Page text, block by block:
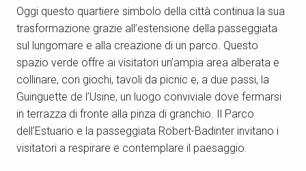
Oggi questo quartiere simbolo della città continua la sua
trasformazione grazie all’estensione della passeggiata
sul lungomare e alla creazione di un parco. Questo
spazio verde offre ai visitatori un’ampia area alberata e
collinare, con giochi, tavoli da picnic e, a due passi, la
Guinguette de l’Usine, un luogo conviviale dove fermarsi
in terrazza di fronte alla pinza di granchio. Il Parco
dell’Estuario e la passeggiata Robert-Badinter invitano i
visitatori a respirare e contemplare il paesaggio.